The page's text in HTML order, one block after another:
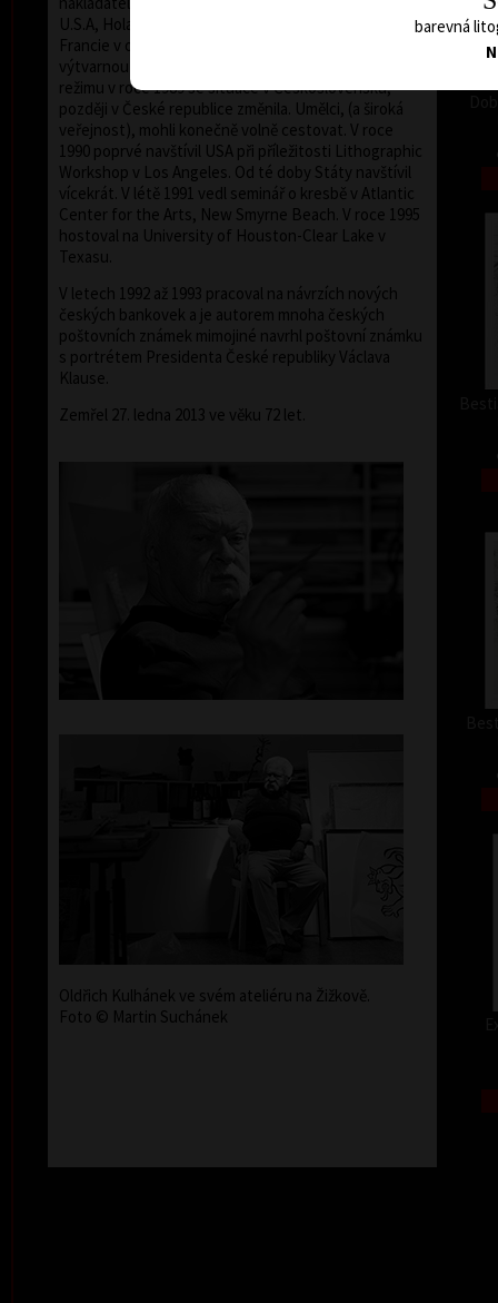
U.S.A, Holandska, Belgie, Německa, Rakouska a
Francie v období Temna neztrácel kontakt s
výtvarnou scénou Evropy. Po pádu komunistického
režimu v roce 1989 se situace v Československu,
později v České republice změnila. Umělci, (a široká
veřejnost), mohli konečně volně cestovat. V roce
1990 poprvé navštívil USA při příležitosti Lithographic
Workshop v Los Angeles. Od té doby Státy navštívil
vícekrát. V létě 1991 vedl seminář o kresbě v Atlantic
Center for the Arts, New Smyrne Beach. V roce 1995
hostoval na University of Houston-Clear Lake v
Texasu.
V letech 1992 až 1993 pracoval na návrzích nových
českých bankovek a je autorem mnoha českých
poštovních známek mimojiné navrhl poštovní známku
s portrétem Presidenta České republiky Václava
Klause.
Zemřel 27. ledna 2013 ve věku 72 let.
Oldřich Kulhánek ve svém ateliéru na Žižkově.
Foto © Martin Suchánek
barevná